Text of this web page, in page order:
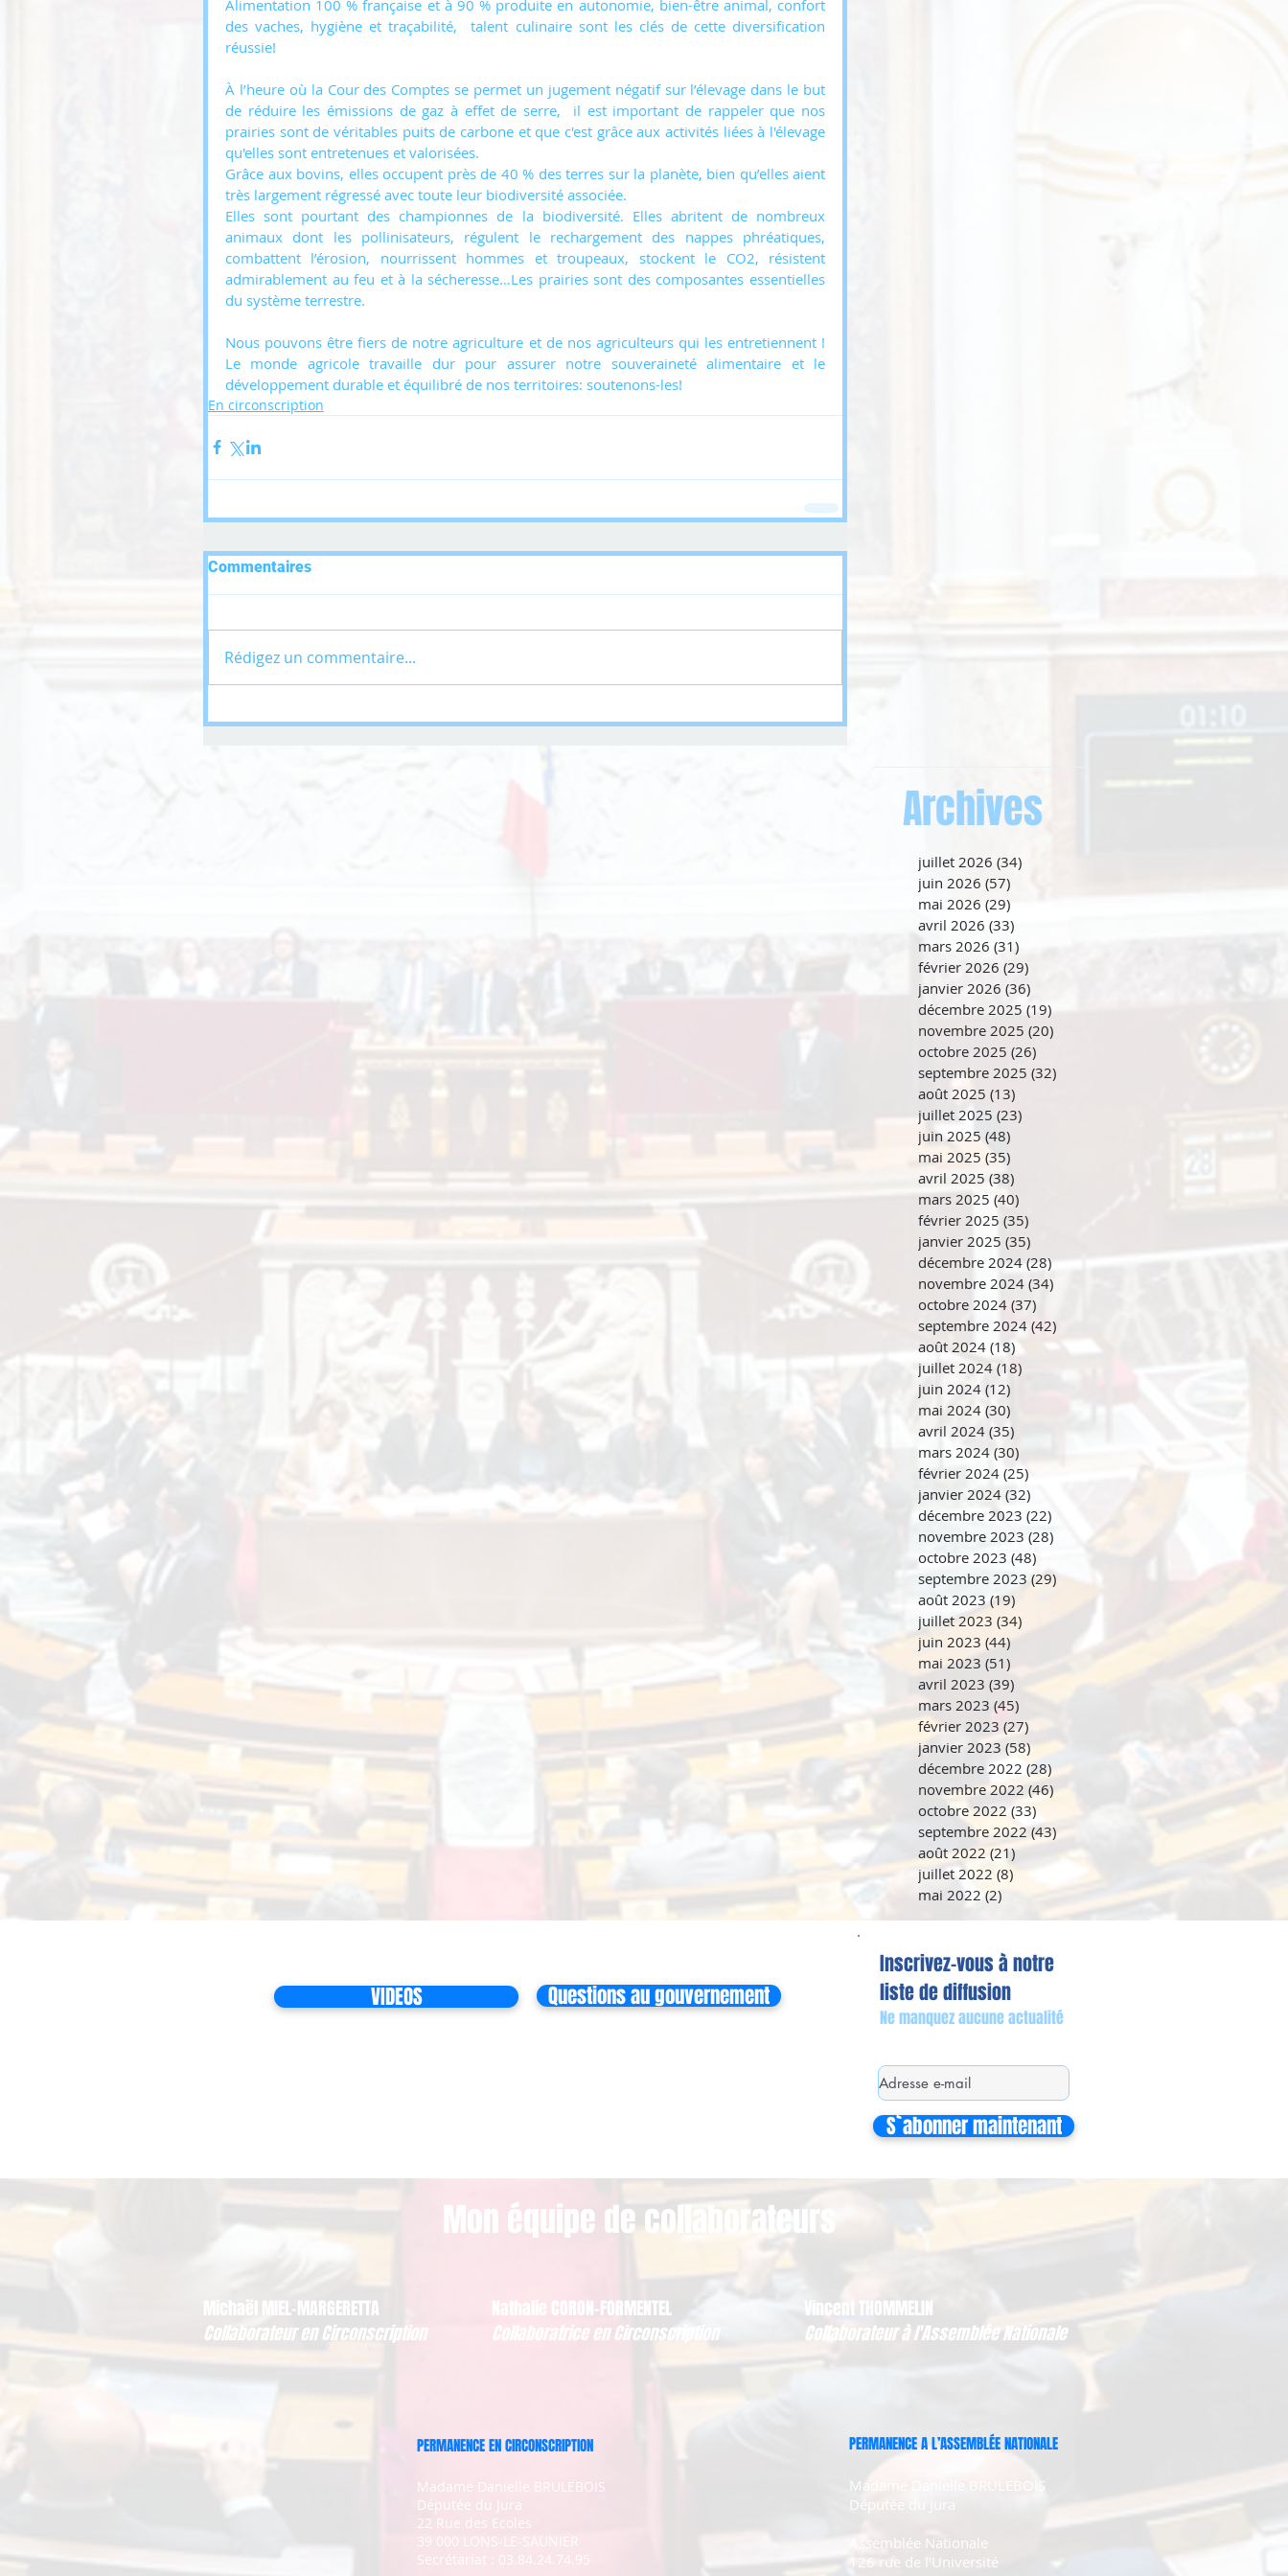
Alimentation 100 % française et à 90 % produite en autonomie, bien-être animal, confort
des vaches, hygiène et traçabilité,  talent culinaire sont les clés de cette diversification
réussie!
À l’heure où la Cour des Comptes se permet un jugement négatif sur l’élevage dans le but
de réduire les émissions de gaz à effet de serre,  il est important de rappeler que nos
prairies sont de véritables puits de carbone et que c'est grâce aux activités liées à l'élevage
qu'elles sont entretenues et valorisées.
Grâce aux bovins, elles occupent près de 40 % des terres sur la planète, bien qu’elles aient
très largement régressé avec toute leur biodiversité associée.
Elles sont pourtant des championnes de la biodiversité. Elles abritent de nombreux
animaux dont les pollinisateurs, régulent le rechargement des nappes phréatiques,
combattent l’érosion, nourrissent hommes et troupeaux, stockent le CO2, résistent
admirablement au feu et à la sécheresse…Les prairies sont des composantes essentielles
du système terrestre.
Nous pouvons être fiers de notre agriculture et de nos agriculteurs qui les entretiennent !
Le monde agricole travaille dur pour assurer notre souveraineté alimentaire et le
développement durable et équilibré de nos territoires: soutenons-les!
En circonscription
Commentaires
Rédigez un commentaire...
Archives
juillet 2026 (34)
juin 2026 (57)
mai 2026 (29)
avril 2026 (33)
mars 2026 (31)
février 2026 (29)
janvier 2026 (36)
décembre 2025 (19)
novembre 2025 (20)
octobre 2025 (26)
septembre 2025 (32)
août 2025 (13)
juillet 2025 (23)
juin 2025 (48)
mai 2025 (35)
avril 2025 (38)
mars 2025 (40)
février 2025 (35)
janvier 2025 (35)
décembre 2024 (28)28 posts
novembre 2024 (34)
octobre 2024 (37)
septembre 2024 (42)
août 2024 (18) 18 posts
juillet 2024 (18)
juin 2024 (12)
mai 2024 (30)
avril 2024 (35)
mars 2024 (30)
février 2024 (25)
janvier 2024 (32)
décembre 2023 (22)
novembre 2023 (28) 28 posts
octobre 2023 (48)
septembre 2023 (29)29 posts
août 2023 (19)
juillet 2023 (34)
juin 2023 (44)
mai 2023 (51)
avril 2023 (39)
mars 2023 (45)
février 2023 (27)
janvier 2023 (58)58 posts
décembre 2022 (28)
novembre 2022 (46)46 posts
octobre 2022 (33)33 posts
septembre 2022 (43)
août 2022 (21)21 posts
juillet 2022 (8)
mai 2022 (2)
VIDEOS Questions au gouvernement
Inscrivez-vous à notre
liste de diffusion
Ne manquez aucune actualité
S`abonner maintenant
Mon équipe de collaborateurs
Michaël MIEL-MARGERETTA
Collaborateur en Circonscription
Vincent THOMMELIN
Collaborateur à l'Assemblée Nationale
Nathalie CORON-FORMENTEL
Collaboratrice en Circonscription
PERMANENCE EN CIRCONSCRIPTION
Madame Danielle BRULEBOIS
Députée du Jura
22 Rue des Ecoles
39 000 LONS-LE-SAUNIER
Secrétariat : 03.84.24.74.95
PERMANENCE A L’ASSEMBLÉE NATIONALE
Madame Danielle BRULEBOIS
Députée du Jura
Assemblée Nationale
126 rue de l'Université